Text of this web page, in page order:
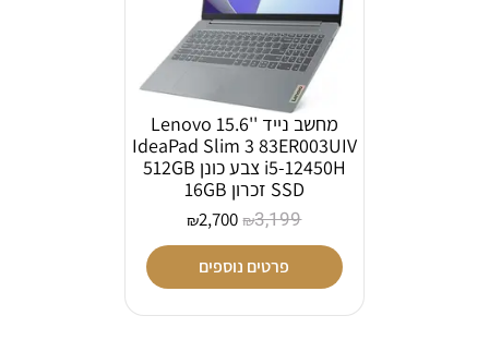
מחשב נייד ''15.6 Lenovo
IdeaPad Slim 3 83ER003UIV
i5-12450H צבע כונן 512GB
SSD זכרון 16GB
₪3,199
₪2,700
פרטים נוספים